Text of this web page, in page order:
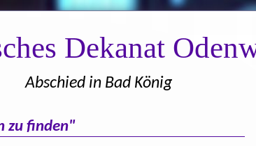
Dekanat
Abschied in Bad König
zu finden"